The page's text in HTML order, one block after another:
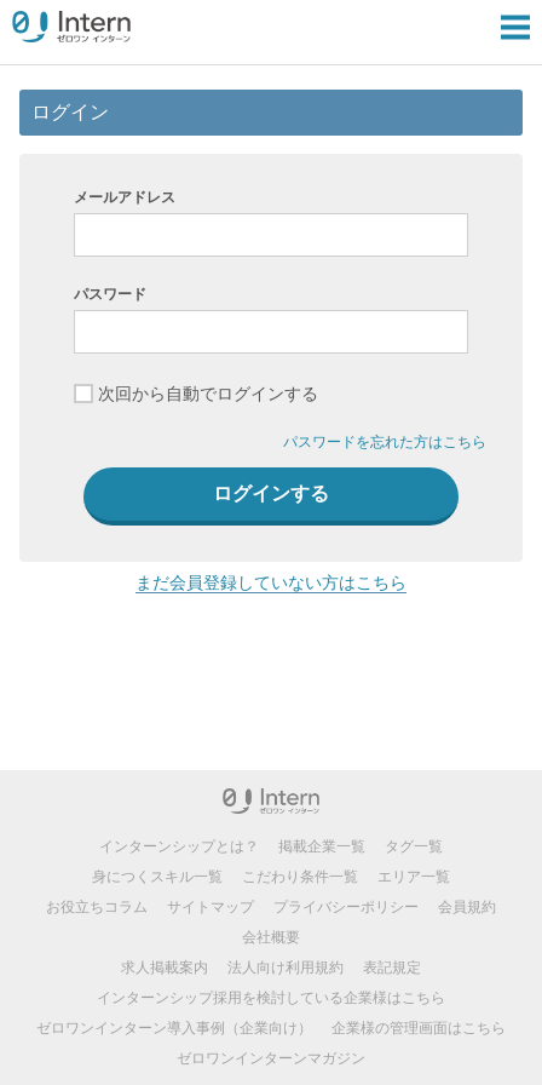
ログイン
メールアドレス
パスワード
次回から自動でログインする
パスワードを忘れた方はこちら
まだ会員登録していない方はこちら
インターンシップとは？ 掲載企業一覧
タグ一覧
身につくスキル一覧
こだわり条件一覧
エリア一覧
お役立ちコラム
サイトマップ プライバシーポリシー
会員規約
会社概要
求人掲載案内
法人向け利用規約
表記規定
インターンシップ採用を検討している企業様はこちら
ゼロワンインターン導入事例（企業向け）
企業様の管理画面はこちら
ゼロワンインターンマガジン